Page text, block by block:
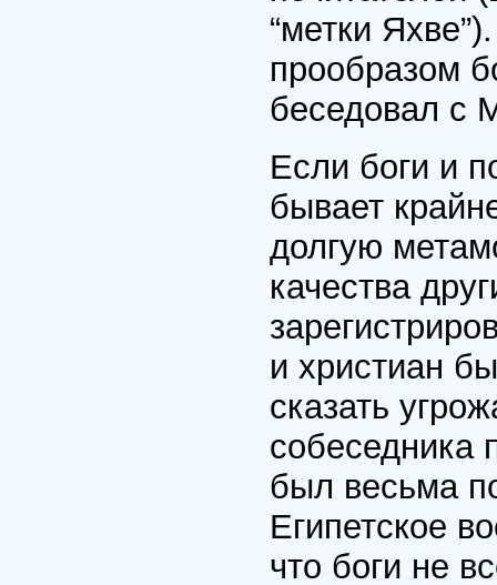
“метки
прообразом
беседовал с
Если боги и
бывает
долгую
качества
и христиан
сказать
собеседника
был весьма
Египетское
что боги не